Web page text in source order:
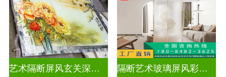
艺术隔断屏风玄关深雕双面效果 隔断艺术玻璃屏风彩绘深雕浮雕玻璃